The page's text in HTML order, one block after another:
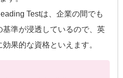
Testは、企業の間でも
基準が浸透しているので、英
果的な資格といえます。